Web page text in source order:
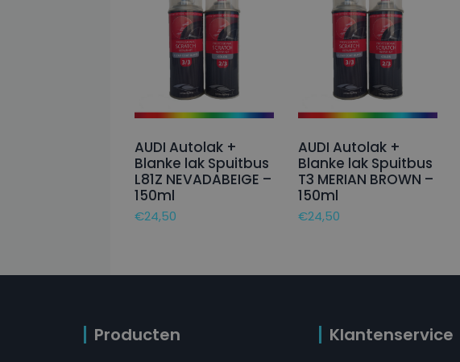
AUDI Autolak +
Blanke lak Spuitbus
L81Z NEVADABEIGE –
150ml
€24,50
AUDI Autolak +
Blanke lak Spuitbus
T3 MERIAN BROWN –
150ml
€24,50
Producten Klantenservice